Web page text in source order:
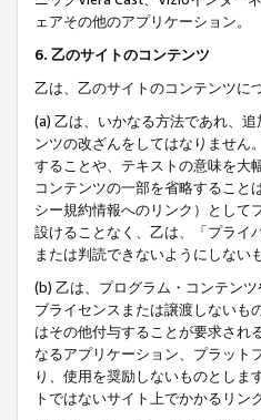
ェアその他のアプリケーション。
6. 乙のサイトのコンテンツ
乙は、乙のサイトのコンテンツに
(a) 乙は、いかなる方法であれ、
ンツの改ざんをしてはなりません
することや、テキストの意味を大
コンテンツの一部を省略すること
シー規約情報へのリンク）として
設けることなく、乙は、「プライ
または判読できないようにしない
(b) 乙は、プログラム・コンテン
ブライセンスまたは譲渡しないも
はその他付与することが要求され
なるアプリケーション、プラット
り、使用を奨励しないものとしま
トではないサイト上でかかるリン